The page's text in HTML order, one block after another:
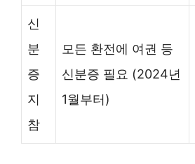
신
분
증
지
참
모든 환전에 여권 등
신분증 필요 (2024년
1월부터)